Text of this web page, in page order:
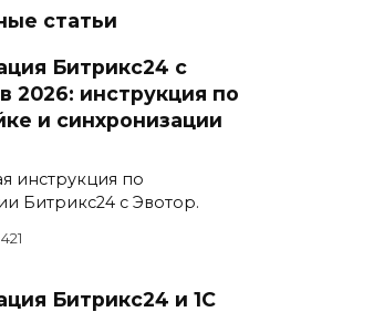
статьи
Битрикс24 с
2026: инструкция по
и синхронизации
инструкция по
Битрикс24 с Эвотор.
421
Битрикс24 и 1С